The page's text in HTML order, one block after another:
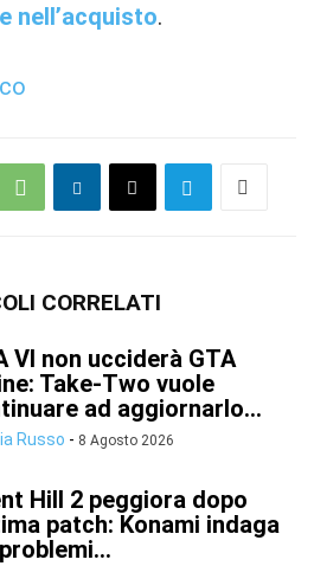
nell’acquisto.
CORRELATI
VI non ucciderà GTA
Take-Two vuole
ad aggiornarlo...
Russo - 8 Agosto 2026
Hill 2 peggiora dopo
patch: Konami indaga